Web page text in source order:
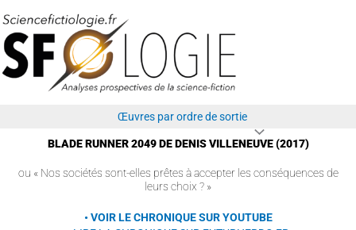
au
contenu
Œuvres par ordre de sortie
BLADE RUNNER 2049 DE DENIS VILLENEUVE (2017)
ou « Nos sociétés sont-elles prêtes à accepter les conséquences de
leurs choix ? »
• VOIR LE CHRONIQUE SUR YOUTUBE